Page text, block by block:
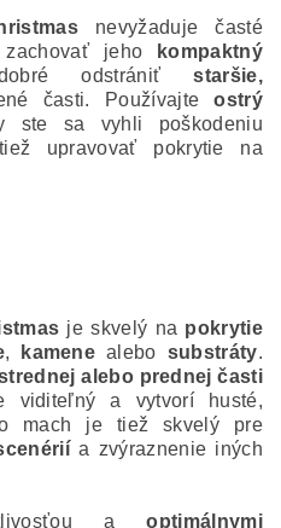
nevyžaduje časté
jeho
kompaktný
odstrániťstaršie,
časti. Používajteostrý
ste sa vyhli poškodeniu
upravovať pokrytie na
je skvelý na pokrytie
, kamene alebo substráty.
alebo prednej časti
viditeľný a vytvorí husté,
mach je tiež skvelý pre
a zvýraznenie iných
aoptimálnymi